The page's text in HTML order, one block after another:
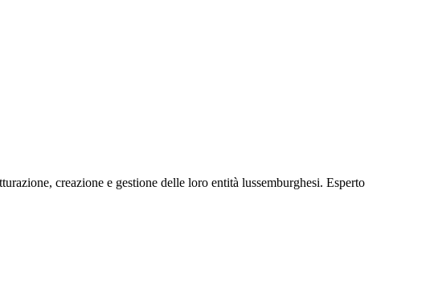
creazione e gestione delle loro entità lussemburghesi. Esperto